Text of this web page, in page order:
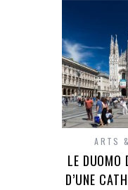
ARTS
LE DUOMO
D’UNE